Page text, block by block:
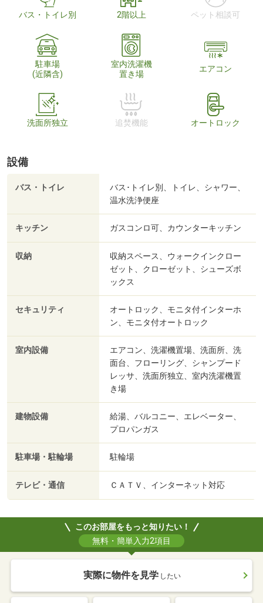
バス・トイレ別 2階以上 ペット相談可
駐車場
(近隣含)
室内洗濯機
置き場
エアコン
洗面所独立 追焚機能 オートロック
設備
バス・トイレ
バス･トイレ別、トイレ、シャワー、
温水洗浄便座
キッチン ガスコンロ可、カウンターキッチン
収納
収納スペース、ウォークインクロー
ゼット、クローゼット、シューズボ
ックス
セキュリティ
オートロック、モニタ付インターホ
ン、モニタ付オートロック
室内設備
エアコン、洗濯機置場、洗面所、洗
面台、フローリング、シャンプード
レッサ、洗面所独立、室内洗濯機置
き場
建物設備
給湯、バルコニー、エレベーター、
プロパンガス
駐車場・駐輪場 駐輪場
テレビ・通信 ＣＡＴＶ、インターネット対応
このお部屋をもっと知りたい！
無料・簡単入力2項目
実際に物件を見学 したい